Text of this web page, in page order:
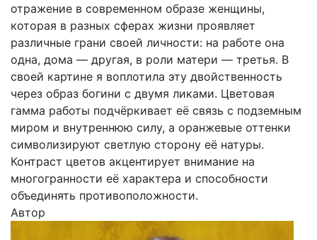
отражение в современном образе женщины,
которая в разных сферах жизни проявляет
различные грани своей личности: на работе она
одна, дома — другая, в роли матери — третья. В
своей картине я воплотила эту двойственность
через образ богини с двумя ликами. Цветовая
гамма работы подчёркивает её связь с подземным
миром и внутреннюю силу, а оранжевые оттенки
символизируют светлую сторону её натуры.
Контраст цветов акцентирует внимание на
многогранности её характера и способности
объединять противоположности.
Автор